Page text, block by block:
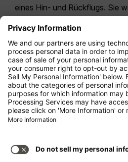
eines Hin- und Rückflugs. Sie
möglicherweise nicht mehr
Economy Class angegebenen
sich i.d.R. um Economy Zero,
Tarifoption. Es können hierfür
fürAufgabegepäckoder für
Leistungen anfallen. Es gelten
Geschäftsbedingungen .